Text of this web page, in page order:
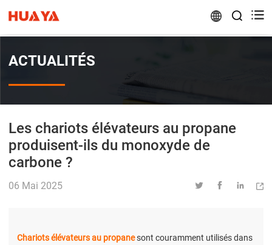
 
ACTUALITÉS
Les chariots élévateurs au propane
produisent-ils du monoxyde de
carbone ?
06 Mai 2025    
Chariots élévateurs au propanesont couramment utilisés dans